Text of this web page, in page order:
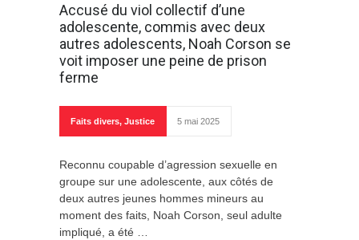
Accusé du viol collectif d’une
adolescente, commis avec deux
autres adolescents, Noah Corson se
voit imposer une peine de prison
ferme
Faits divers, Justice 5 mai 2025
Reconnu coupable d’agression sexuelle en
groupe sur une adolescente, aux côtés de
deux autres jeunes hommes mineurs au
moment des faits, Noah Corson, seul adulte
impliqué, a été …